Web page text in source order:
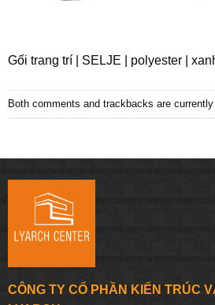
Gối trang trí | SELJE | polyester |
Both comments and trackbacks are currently
CÔNG TY CỔ PHẦN KIẾN TRÚC